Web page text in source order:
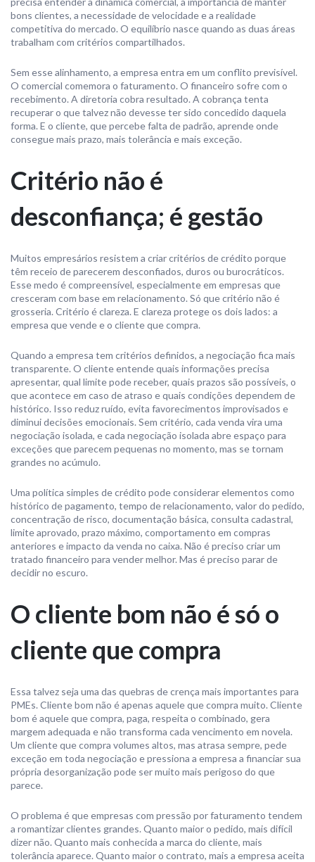
bons clientes, a necessidade de velocidade e a realidade
competitiva do mercado. O equilíbrio nasce quando as duas áreas
trabalham com critérios compartilhados.
Sem esse alinhamento, a empresa entra em um conflito previsível.
O comercial comemora o faturamento. O financeiro sofre com o
recebimento. A diretoria cobra resultado. A cobrança tenta
recuperar o que talvez não devesse ter sido concedido daquela
forma. E o cliente, que percebe falta de padrão, aprende onde
consegue mais prazo, mais tolerância e mais exceção.
Critério não é
desconfiança; é gestão
Muitos empresários resistem a criar critérios de crédito porque
têm receio de parecerem desconfiados, duros ou burocráticos.
Esse medo é compreensível, especialmente em empresas que
cresceram com base em relacionamento. Só que critério não é
grosseria. Critério é clareza. E clareza protege os dois lados: a
empresa que vende e o cliente que compra.
Quando a empresa tem critérios definidos, a negociação fica mais
transparente. O cliente entende quais informações precisa
apresentar, qual limite pode receber, quais prazos são possíveis, o
que acontece em caso de atraso e quais condições dependem de
histórico. Isso reduz ruído, evita favorecimentos improvisados e
diminui decisões emocionais. Sem critério, cada venda vira uma
negociação isolada, e cada negociação isolada abre espaço para
exceções que parecem pequenas no momento, mas se tornam
grandes no acúmulo.
Uma política simples de crédito pode considerar elementos como
histórico de pagamento, tempo de relacionamento, valor do pedido,
concentração de risco, documentação básica, consulta cadastral,
limite aprovado, prazo máximo, comportamento em compras
anteriores e impacto da venda no caixa. Não é preciso criar um
tratado financeiro para vender melhor. Mas é preciso parar de
decidir no escuro.
O cliente bom não é só o
cliente que compra
Essa talvez seja uma das quebras de crença mais importantes para
PMEs. Cliente bom não é apenas aquele que compra muito. Cliente
bom é aquele que compra, paga, respeita o combinado, gera
margem adequada e não transforma cada vencimento em novela.
Um cliente que compra volumes altos, mas atrasa sempre, pede
exceção em toda negociação e pressiona a empresa a financiar sua
própria desorganização pode ser muito mais perigoso do que
parece.
O problema é que empresas com pressão por faturamento tendem
a romantizar clientes grandes. Quanto maior o pedido, mais difícil
dizer não. Quanto mais conhecida a marca do cliente, mais
tolerância aparece. Quanto maior o contrato, mais a empresa aceita